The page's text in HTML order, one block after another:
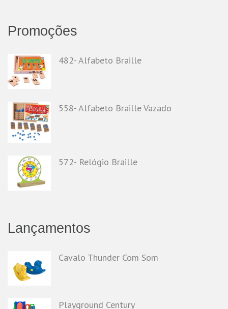
Promoções
482- Alfabeto Braille
558- Alfabeto Braille Vazado
572- Relógio Braille
Lançamentos
Cavalo Thunder Com Som
Playground Century